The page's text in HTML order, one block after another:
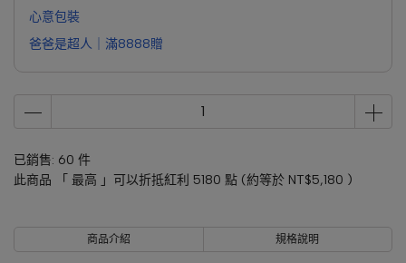
心意包裝
爸爸是超人｜滿8888贈
已銷售: 60 件
此商品 「 最高 」可以折抵紅利 5180 點 (約等於 NT$5,180 )
商品介紹 規格說明